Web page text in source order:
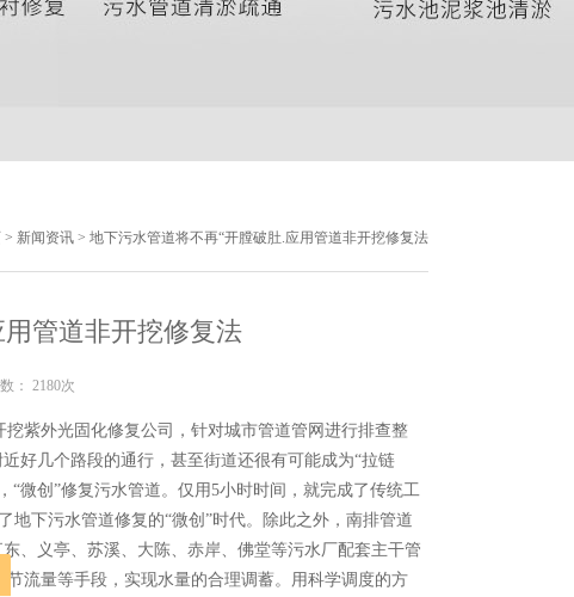
> 新闻资讯 > 地下污水管道将不再“开膛破肚.应用管道非开挖修复法
管道非开挖修复法
： 2180次
紫外光固化修复公司，针对城市管道管网进行排查整
好几个路段的通行，甚至街道还很有可能成为“拉链
微创”修复污水管道。仅用5小时时间，就完成了传统工
下污水管道修复的“微创”时代。除此之外，南排管道
、义亭、苏溪、大陈、赤岸、佛堂等污水厂配套主干管
流量等手段，实现水量的合理调蓄。用科学调度的方